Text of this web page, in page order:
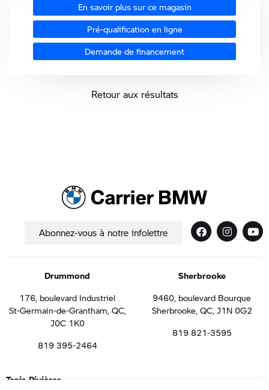
En savoir plus sur ce magasin
Pré-qualification en ligne
Demande de financement
Retour aux résultats
Abonnez-vous à notre infolettre
Drummond
176, boulevard Industriel
St-Germain-de-Grantham, QC,
J0C 1K0
819 395-2464
Sherbrooke
9460, boulevard Bourque
Sherbrooke, QC, J1N 0G2
819 821-3595
Trois-Rivières